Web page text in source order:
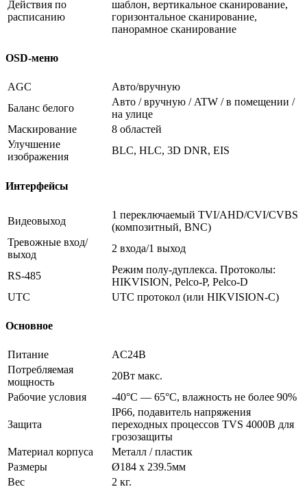
Действия по
расписанию
шаблон, вертикальное сканирование,
горизонтальное сканирование,
панорамное сканирование
OSD-меню
AGC
Авто/вручную
Баланс белого
Авто / вручную / ATW / в помещении /
на улице
Маскирование
8 областей
Улучшение
изображения
BLC, HLC, 3D DNR, EIS
Интерфейсы
Видеовыход
1 переключаемый TVI/AHD/CVI/CVBS
(композитный, BNC)
Тревожные вход/
выход
2 входа/1 выход
RS-485
Режим полу-дуплекса. Протоколы:
HIKVISION, Pelco-P, Pelco-D
UTC
UTC протокол (или HIKVISION-C)
Основное
Питание
AC24В
Потребляемая
мощность
20Вт макс.
Рабочие условия
-40°С — 65°С, влажность не более 90%
Защита
IP66, подавитель напряжения
переходных процессов TVS 4000В для
грозозащиты
Материал корпуса
Металл / пластик
Размеры
Ø184 х 239.5мм
Вес
2 кг.